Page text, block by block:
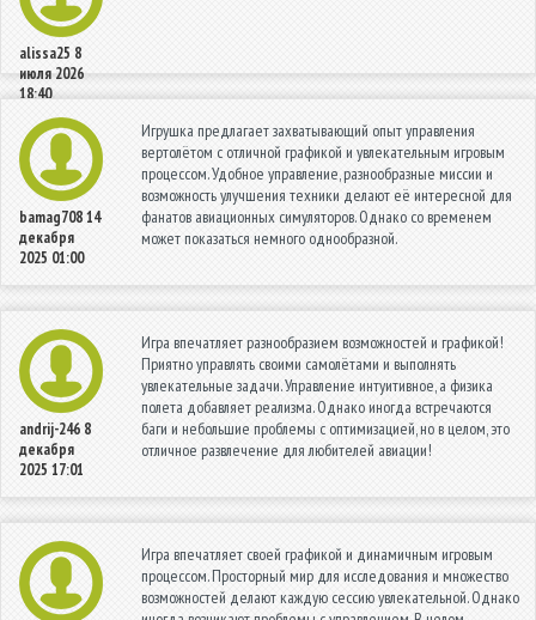
alissa25 8
июля 2026
18:40
bamag70814
декабря
2025 01:00
Игрушка предлагает захватывающий опыт управления
вертолётом с отличной графикой и увлекательным игровым
процессом. Удобное управление, разнообразные миссии и
возможность улучшения техники делают её интересной для
фанатов авиационных симуляторов. Однако со временем
может показаться немного однообразной.
andrij-246 8
декабря
2025 17:01
Игра впечатляет разнообразием возможностей и графикой!
Приятно управлять своими самолётами и выполнять
увлекательные задачи. Управление интуитивное, а физика
полета добавляет реализма. Однако иногда встречаются
баги и небольшие проблемы с оптимизацией, но в целом, это
отличное развлечение для любителей авиации!
Игра впечатляет своей графикой и динамичным игровым
процессом. Просторный мир для исследования и множество
возможностей делают каждую сессию увлекательной. Однако